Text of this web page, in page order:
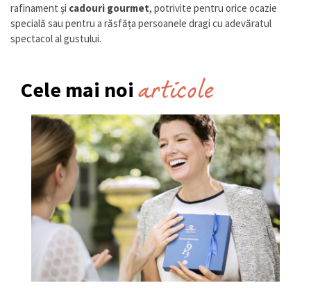
rafinament și cadouri gourmet, potrivite pentru orice ocazie
specială sau pentru a răsfăța persoanele dragi cu adevăratul
spectacol al gustului.
Cele mai noi articole